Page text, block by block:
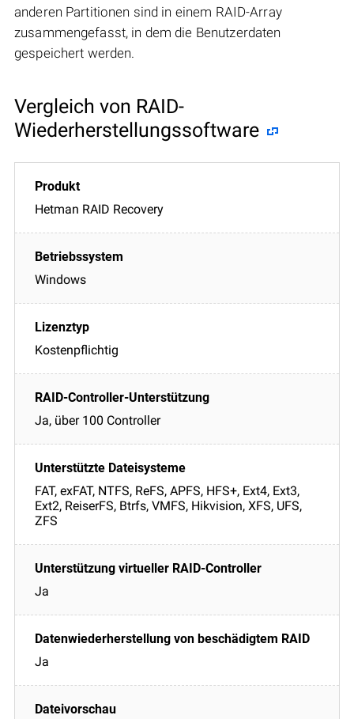
anderen Partitionen sind in einem RAID-Array
zusammengefasst, in dem die Benutzerdaten
gespeichert werden.
Vergleich von RAID-
Wiederherstellungssoftware
Hetman RAID Recovery
Windows
Kostenpflichtig
Ja, über 100 Controller
FAT, exFAT, NTFS, ReFS, APFS, HFS+, Ext4, Ext3,
Ext2, ReiserFS, Btrfs, VMFS, Hikvision, XFS, UFS,
ZFS
Ja
Ja